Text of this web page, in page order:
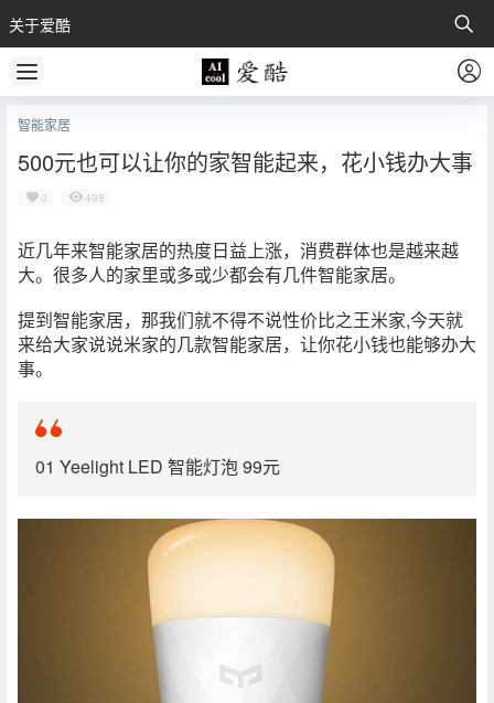
关于爱酷
智能家居
500元也可以让你的家智能起来，花小钱办大事
0 498
近几年来智能家居的热度日益上涨，消费群体也是越来越
大。很多人的家里或多或少都会有几件智能家居。
提到智能家居，那我们就不得不说性价比之王米家,今天就
来给大家说说米家的几款智能家居，让你花小钱也能够办大
事。
01 Yeelight LED 智能灯泡 99元